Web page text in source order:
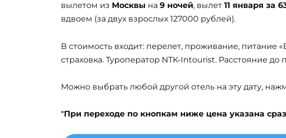
вылетом из Москвы на 9 ночей, вылет 11 января за
вдвоем (за двух взрослых 127000 рублей).
В стоимость входит: перелет, проживание, питание
страховка. Туроператор NTK-Intourist. Расстояние до
Можно выбрать любой другой отель на эту дату,
*При переходе по кнопкам ниже цена указана